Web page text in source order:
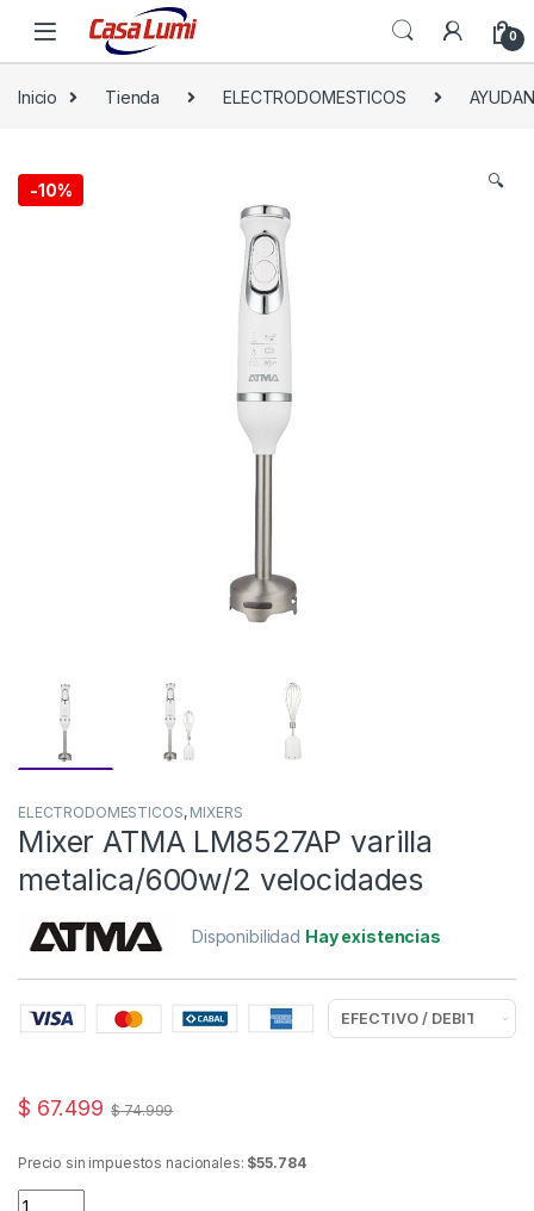
0
Inicio Tienda ELECTRODOMESTICOS
-10% 🔍
ELECTRODOMESTICOS, MIXERS
Mixer ATMA LM8527AP varilla
metalica/600w/2 velocidades
Disponibilidad Hay existencias
$ 67.499 $74.999
Precio sin impuestos nacionales: $55.784
Mixer ATMA LM8527AP varilla metalica/600w/2 velocidades